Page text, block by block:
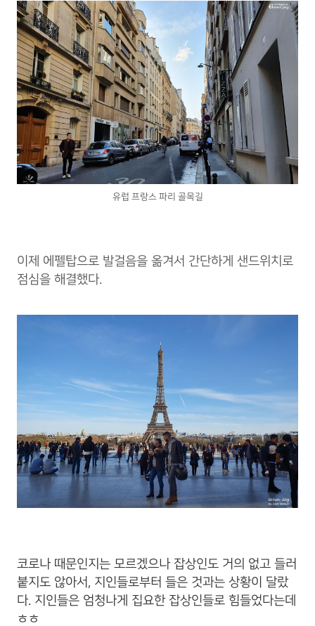
유럽 프랑스 파리 골목길
이제 에펠탑으로 발걸음을 옮겨서 간단하게 샌드위치로
점심을 해결했다.
코로나 때문인지는 모르겠으나 잡상인도 거의 없고 들러
붙지도 않아서, 지인들로부터 들은 것과는 상황이 달랐
다. 지인들은 엄청나게 집요한 잡상인들로 힘들었다는데
ㅎㅎ